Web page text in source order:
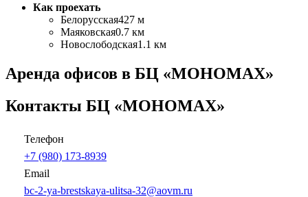
Как проехать
Белорусская427 м
Маяковская0.7 км
Новослободская1.1 км
Аренда офисов в БЦ «МОНОМАХ»
Контакты БЦ «МОНОМАХ»
Телефон
+7 (980) 173-8939
Email
bc-2-ya-brestskaya-ulitsa-32@aovm.ru